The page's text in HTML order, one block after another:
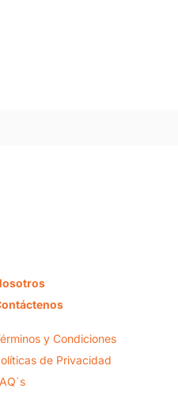
y Condiciones
de Privacidad